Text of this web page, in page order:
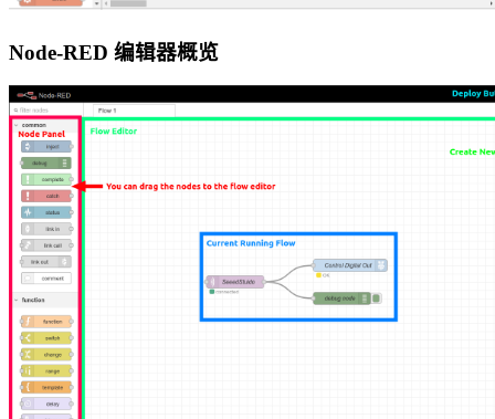
Node-RED 编辑器概览